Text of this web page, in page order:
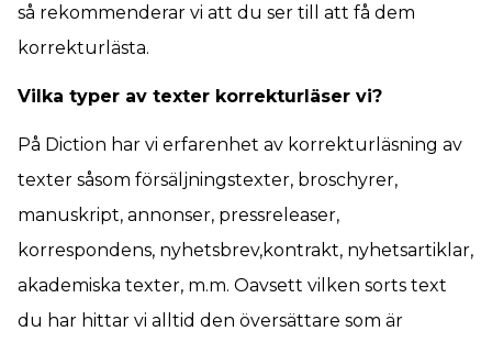
så rekommenderar vi att du ser till att få dem
korrekturlästa.
Vilka typer av texter korrekturläser vi?
På Diction har vi erfarenhet av korrekturläsning av
texter såsom försäljningstexter, broschyrer,
manuskript, annonser, pressreleaser,
korrespondens, nyhetsbrev,kontrakt, nyhetsartiklar,
akademiska texter, m.m. Oavsett vilken sorts text
du har hittar vi alltid den översättare som är